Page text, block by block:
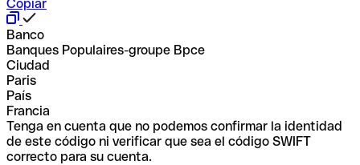
Copiar
Banco
Banques Populaires-groupe Bpce
Ciudad
Paris
País
Francia
Tenga en cuenta que no podemos confirmar la identidad
de este código ni verificar que sea el código SWIFT
correcto para su cuenta.